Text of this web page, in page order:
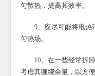
匀散热，提高其效率。
9、应尽可能将电热
匀热场。
10、在一些经常拆卸
考虑其缠绕余量，以方